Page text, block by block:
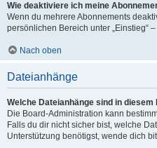
Wie deaktiviere ich meine
Wenn du mehrere Abonnements
persönlichen Bereich unter „Einstieg“
Nach oben
Dateianhänge
Welche Dateianhänge sind in diesem
Die Board-Administration kann
Falls du dir nicht sicher bist, welche
Unterstützung benötigst, wende dich